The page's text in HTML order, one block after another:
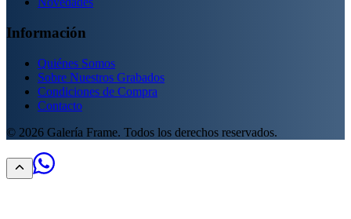
Información
Quiénes Somos
Sobre Nuestros Grabados
Condiciones de Compra
Contacto
© 2026 Galería Frame. Todos los derechos reservados.